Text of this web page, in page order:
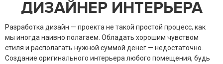
ДИЗАЙНЕР ИНТЕРЬЕРА
Разработка дизайн — проекта не такой простой процесс, как
мы иногда наивно полагаем. Обладать хорошим чувством
стиля и располагать нужной суммой денег — недостаточно.
Создание оригинального интерьера любого помещения, будь